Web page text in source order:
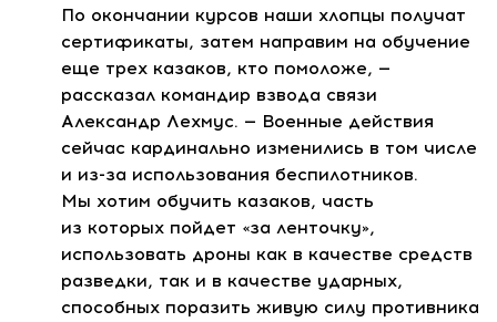
По окончании курсов наши хлопцы получат
сертификаты, затем направим на обучение
еще трех казаков, кто помоложе, —
рассказал командир взвода связи
Александр Лехмус. — Военные действия
сейчас кардинально изменились в том числе
и из-за использования беспилотников.
Мы хотим обучить казаков, часть
из которых пойдет «за ленточку»,
использовать дроны как в качестве средств
разведки, так и в качестве ударных,
способных поразить живую силу противника